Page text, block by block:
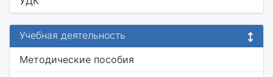
Учебная деятельность
Методические пособия